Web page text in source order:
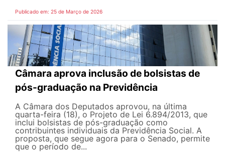
Publicado em: 25 de Março de 2026
Câmara aprova inclusão de bolsistas de
pós-graduação na Previdência
A Câmara dos Deputados aprovou, na última
quarta-feira (18), o Projeto de Lei 6.894/2013, que
inclui bolsistas de pós-graduação como
contribuintes individuais da Previdência Social. A
proposta, que segue agora para o Senado, permite
que o período de...